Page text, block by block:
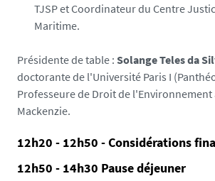
TJSP et Coordinateur du Centre
Maritime.
Présidente de table : Solange Teles da
doctorante de l'Université Paris I
Professeure de Droit de
Mackenzie.
12h20 - 12h50 - Considérations
12h50 - 14h30 Pause déjeuner